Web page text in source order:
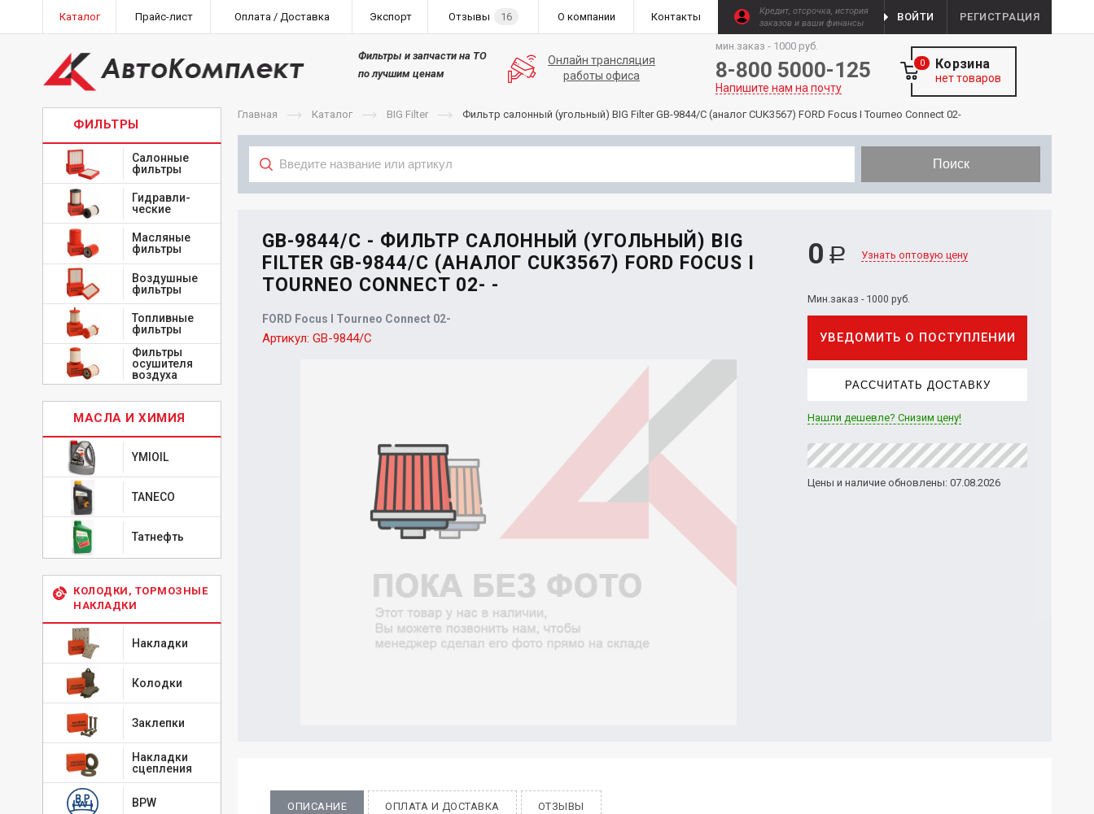
Каталог Прайс-лист Оплата / Доставка Экспорт Отзывы 16 О компании Контакты
Кредит, отсрочка, история
заказов и ваши финансы
ВОЙТИ РЕГИСТРАЦИЯ
Фильтры и запчасти на ТО
по лучшим ценам
Онлайн трансляция
работы офиса
мин.заказ - 1000 руб.
8-800 5000-125
Напишите нам на почту
Корзина
0
нет товаров
ФИЛЬТРЫ
Салонные
фильтры
Гидравли-
ческие
Масляные
фильтры
Воздушные
фильтры
Топливные
фильтры
Фильтры
осушителя
воздуха
МАСЛА И ХИМИЯ
YMIOIL
TANECO
Татнефть
КОЛОДКИ, ТОРМОЗНЫЕ
НАКЛАДКИ
Накладки
Колодки
Заклепки
Накладки
сцепления
BPW
Главная Каталог BIG Filter Фильтр салонный (угольный) BIG Filter GB-9844/C (аналог CUK3567) FORD Focus I Tourneo Connect 02-
Поиск
GB-9844/C - ФИЛЬТР САЛОННЫЙ (УГОЛЬНЫЙ) BIG
FILTER GB-9844/C (АНАЛОГ CUK3567) FORD FOCUS I
TOURNEO CONNECT 02- -
FORD Focus I Tourneo Connect 02-
Артикул: GB-9844/C
0 Р Узнать оптовую цену
Мин.заказ - 1000 руб.
УВЕДОМИТЬ О ПОСТУПЛЕНИИ
РАССЧИТАТЬ ДОСТАВКУ
Нашли дешевле? Снизим цену!
Цены и наличие обновлены: 07.08.2026
ОПИСАНИЕ ОПЛАТА И ДОСТАВКА ОТЗЫВЫ